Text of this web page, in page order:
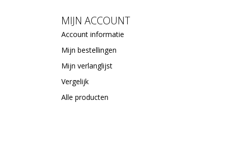
MIJN ACCOUNT
Account informatie
Mijn bestellingen
Mijn verlanglijst
Vergelijk
Alle producten